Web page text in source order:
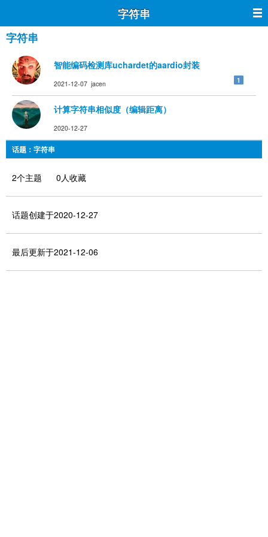
字符串
字符串
智能编码检测库uchardet的aardio封装
2021-12-07 jacen 1
计算字符串相似度（编辑距离）
2020-12-27
话题：字符串
2个主题 0人收藏
话题创建于2020-12-27
最后更新于2021-12-06